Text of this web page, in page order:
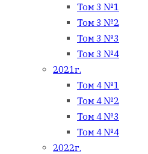
Том 3 №1
Том 3 №2
Том 3 №3
Том 3 №4
2021г.
Том 4 №1
Том 4 №2
Том 4 №3
Том 4 №4
2022г.